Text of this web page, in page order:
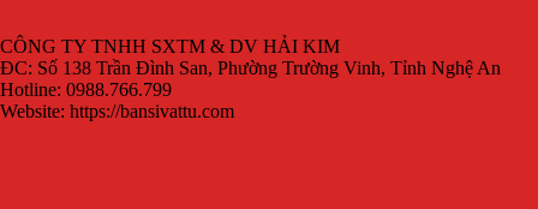
CÔNG TY TNHH SXTM & DV HẢI KIM
ĐC: Số 138 Trần Đình San, Phường Trường Vinh, Tỉnh Nghệ An
Hotline: 0988.766.799
Website: https://bansivattu.com